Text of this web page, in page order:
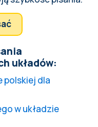
układów:
polskiej dla
w układzie